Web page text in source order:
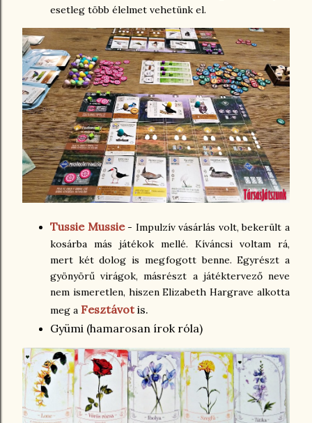
esetleg több élelmet vehetünk el.
Tussie Mussie- Impulzív vásárlás volt, bekerült a
kosárba más játékok mellé. Kíváncsi voltam rá,
mert két dolog is megfogott benne. Egyrészt a
gyönyörű virágok, másrészt a játéktervező neve
nem ismeretlen, hiszen Elizabeth Hargrave alkotta
meg a Fesztávot is.
Gyümi (hamarosan írok róla)